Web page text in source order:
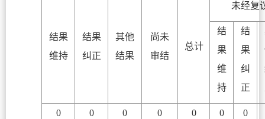
结果
维持
结果
纠正
其他
结果
尚未
审结
总计
未经复
结
果
维
持
结
果
纠
正
0 0 0 0 0 0 0